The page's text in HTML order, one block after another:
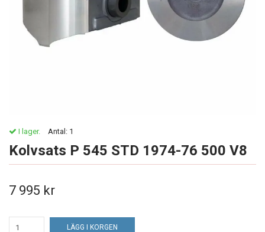
I lager. Antal: 1
Kolvsats P 545 STD 1974-76 500 V8
7 995 kr
LÄGG I KORGEN